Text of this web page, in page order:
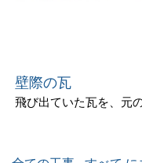
壁際の瓦
飛び出ていた瓦を、元